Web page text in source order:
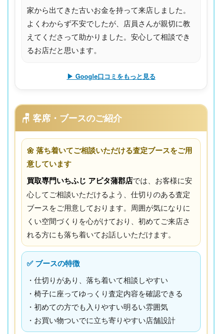
家から出てきた古いお金を持って来店しました。
よくわからず不安でしたが、店員さんが親切に教
えてくださって助かりました。安心して相談でき
るお店だと思います。
▶ Google口コミをもっと見る
🪑 客席・ブースのご紹介
🌼 落ち着いてご相談いただける査定ブースをご用
意しています
買取専門いちふじ アピタ蒲郡店では、お客様に安
心してご相談いただけるよう、仕切りのある査定
ブースをご用意しております。周囲が気になりに
くい空間づくりを心がけており、初めてご来店さ
れる方にも落ち着いてお話しいただけます。
✅ ブースの特徴
・仕切りがあり、落ち着いて相談しやすい
・椅子に座ってゆっくり査定内容を確認できる
・初めての方でも入りやすい明るい雰囲気
・お買い物ついでに立ち寄りやすい店舗設計